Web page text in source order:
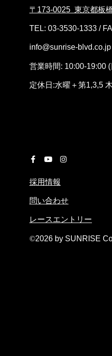
〒173-0025 東京都板
TEL: 03-3530-1333 /
info@sunrise-blvd.co.jp
営業時間: 10:00-19:00
定休日:水曜＋第1,3,5
採用情報
問い合わせ
レースエントリー
©︎2026 by SUNRISE